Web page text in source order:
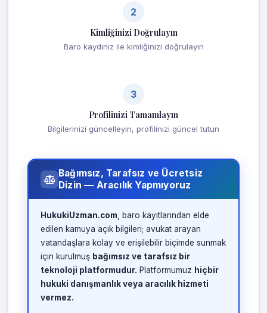
2
Kimliğinizi Doğrulayın
Baro kaydınız ile kimliğinizi doğrulayın
3
Profilinizi Tamamlayın
Bilgilerinizi güncelleyin, profilinizi güncel tutun
Bağımsız, Tarafsız ve Ücretsiz
Dizin — Aracılık Yapmıyoruz
HukukiUzman.com , baro kayıtlarından elde
edilen kamuya açık bilgileri; avukat arayan
vatandaşlara kolay ve erişilebilir biçimde sunmak
için kurulmuş bağımsız ve tarafsız bir
teknoloji platformudur. Platformumuz hiçbir
hukuki danışmanlık veya aracılık hizmeti
vermez.